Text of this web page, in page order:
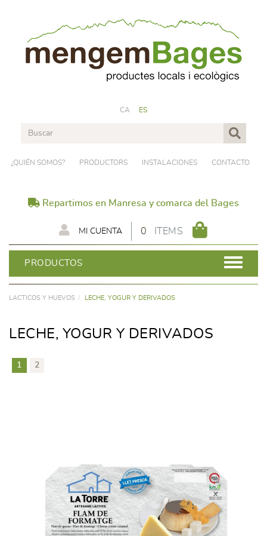
CA ES
¿QUIÉN SOMOS? PRODUCTORS INSTALACIONES CONTACTO
Repartimos en Manresa y comarca del Bages
0 ITEMS
MI CUENTA
PRODUCTOS
LACTICOS Y HUEVOS LECHE, YOGUR Y DERIVADOS
LECHE, YOGUR Y DERIVADOS
1 2